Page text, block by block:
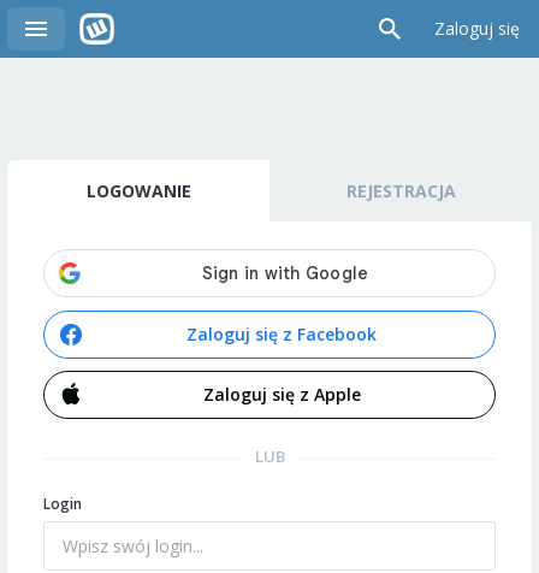
Zaloguj się
LOGOWANIE REJESTRACJA
Zaloguj się z Facebook
Zaloguj się z Apple
LUB
Login